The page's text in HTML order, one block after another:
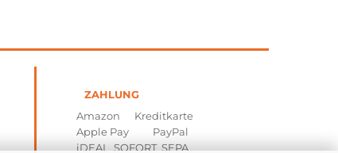
ZAHLUNG
Amazon Kreditkarte
Apple Pay PayPal
iDEAL SOFORT SEPA